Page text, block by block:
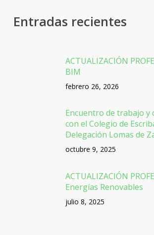
Entradas recientes
ACTUALIZACIÓN
BIM
febrero 26, 2026
Encuentro de trabajo y
con el Colegio de
Delegación Lomas de
octubre 9, 2025
ACTUALIZACIÓN
Energías Renovables
julio 8, 2025